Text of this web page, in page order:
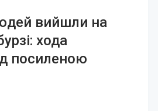
вийшли на
хода
посиленою